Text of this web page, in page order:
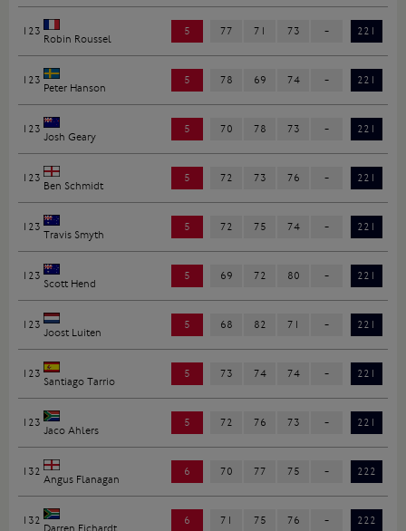
123
Robin Roussel
5 77 71 73 - 221
123
Peter Hanson
5 78 69 74 - 221
123
Josh Geary
5 70 78 73 - 221
123
Ben Schmidt
5 72 73 76 - 221
123
Travis Smyth
5 72 75 74 - 221
123
Scott Hend
5 69 72 80 - 221
123
Joost Luiten
5 68 82 71 - 221
123
Santiago Tarrio
5 73 74 74 - 221
123
Jaco Ahlers
5 72 76 73 - 221
132
Angus Flanagan
6 70 77 75 - 222
132
Darren Fichardt
6 71 75 76 - 222